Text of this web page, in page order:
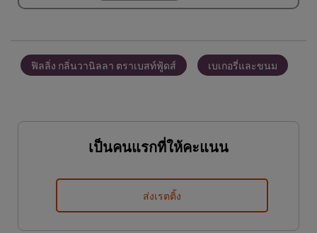
(ราคาพิเศษ) แพ็ค 9
468.00฿
ฟิลลิ่ง กลิ่นวานิลลา ตราเบสท์ฟู้ดส์ เบเกอรี่และขนม
เป็นคนแรกที่ให้คะแนน
ส่งเรตติ้ง